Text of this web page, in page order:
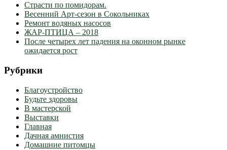
Страсти по помидорам.
Весенний Арт-сезон в Сокольниках
Ремонт водяных насосов
ЖАР-ПТИЦА – 2018
После четырех лет падения на оконном рынке
ожидается рост
Рубрики
Благоустройство
Будьте здоровы
В мастерской
Выставки
Главная
Дачная амнистия
Домашние питомцы